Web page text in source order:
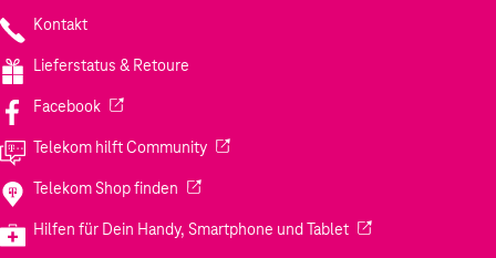
Kontakt
Lieferstatus & Retoure
Facebook(Wird in einem neuen Tab geöffnet)
Telekom hilft Community(Wird in einem neuen Tab geöffnet)
Telekom Shop finden (Wird in einem neuen Tab geöffnet)
Hilfen für Dein Handy, Smartphone und Tablet(Wird in einem